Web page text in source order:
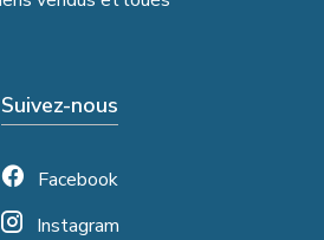
Suivez-nous
Facebook
Instagram